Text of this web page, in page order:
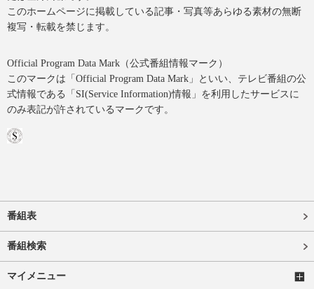
このホームページに掲載している記事・写真等あらゆる素材の無断
複写・転載を禁じます。
Official Program Data Mark（公式番組情報マーク）
このマークは「Official Program Data Mark」といい、テレビ番組の公
式情報である「SI(Service Information)情報」を利用したサービスに
のみ表記が許されているマークです。
番組表
番組検索
マイメニュー